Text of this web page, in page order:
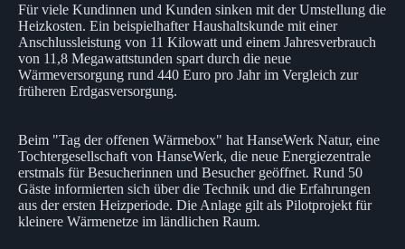
Für viele Kundinnen und Kunden sinken mit der Umstellung die
Heizkosten. Ein beispielhafter Haushaltskunde mit einer
Anschlussleistung von 11 Kilowatt und einem Jahresverbrauch
von 11,8 Megawattstunden spart durch die neue
Wärmeversorgung rund 440 Euro pro Jahr im Vergleich zur
früheren Erdgasversorgung.
Beim "Tag der offenen Wärmebox" hat HanseWerk Natur, eine
Tochtergesellschaft von HanseWerk, die neue Energiezentrale
erstmals für Besucherinnen und Besucher geöffnet. Rund 50
Gäste informierten sich über die Technik und die Erfahrungen
aus der ersten Heizperiode. Die Anlage gilt als Pilotprojekt für
kleinere Wärmenetze im ländlichen Raum.